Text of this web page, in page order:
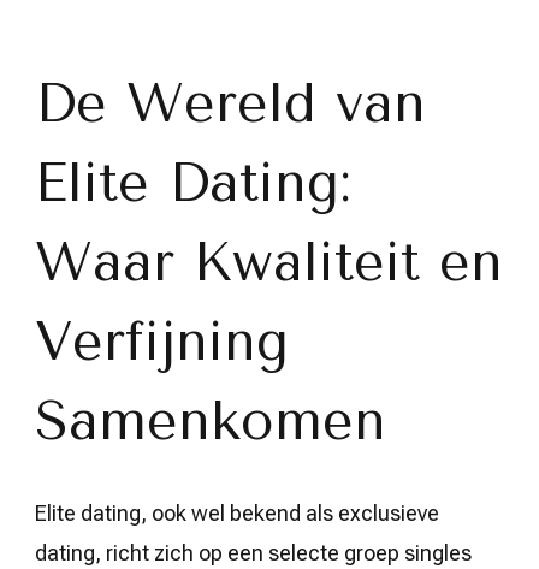
Elite
Dating
De Wereld van
Elite Dating:
Waar Kwaliteit en
Verfijning
Samenkomen
Elite dating, ook wel bekend als exclusieve
dating, richt zich op een selecte groep singles